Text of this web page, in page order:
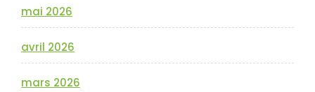
mai 2026
avril 2026
mars 2026